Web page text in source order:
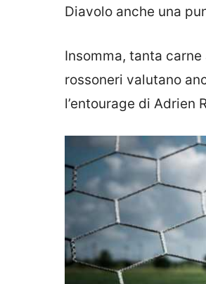
Diavolo anche una
Insomma, tanta
rossoneri valutano
l’entourage di Adrien